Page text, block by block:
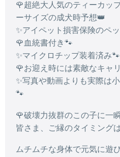
🌹超絶大人気のティーカッ
ーサイズの成犬時予想👑
✨アイペット損害保険のペ
🌹血統書付き🐾
✨マイクロチップ装着済み🐾
🌹お迎え時には素敵なキャ
✨写真や動画よりも実際は
🐾
🌹破壊力抜群のこの子に一
皆さま、ご縁のタイミング
ムチムチな身体で元気に遊